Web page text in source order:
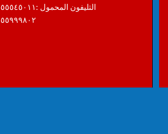
التليفون المحمول :٩٧١٥٥٥٥٤٥٠١١